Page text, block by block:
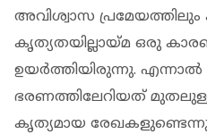
അവിശ്വാസ
കൃത്യതയില്ലായ്മ ഒരു
ഉയർത്തിയിരുന്നു.
ഭരണത്തിലേറിയത്
കൃത്യമായ